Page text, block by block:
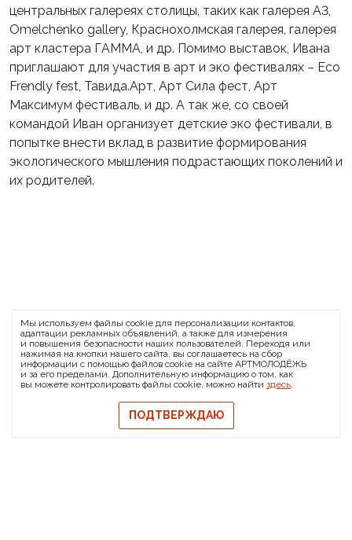
центральных галереях столицы, таких как галерея А3,
Omelchenko gallery, Краснохолмская галерея, галерея
арт кластера ГАММА, и др. Помимо выставок, Ивана
приглашают для участия в арт и эко фестивалях – Eco
Frendly fest, Тавида.Арт, Арт Сила фест, Арт
Максимум фестиваль, и др. А так же, со своей
командой Иван организует детские эко фестивали, в
попытке внести вклад в развитие формирования
экологического мышления подрастающих поколений и
их родителей.
О проекте FAQ
Банковские реквизиты
Сообщить о баге
© 2026 АРТМОЛОДЁЖЬ
Политика конфиденциальности
Политика обмена и возврата
Свидетельство на товарный знак
Публичная оферта
Мы используем файлы cookie для персонализации контактов,
адаптации рекламных объявлений, а также для измерения
и повышения безопасности наших пользователей. Переходя или
нажимая на кнопки нашего сайта, вы соглашаетесь на сбор
информации с помощью файлов cookie на сайте АРТМОЛОДЁЖЬ
и за его пределами. Дополнительную информацию о том, как
вы можете контролировать файлы cookie, можно найти здесь.
ПОДТВЕРЖДАЮ